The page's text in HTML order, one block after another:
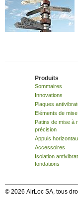
Produits
Sommaires
Innovations
Plaques
Eléments de
Patins de mise à
précision
Appuis
Accessoires
Isolation
fondations
© 2026 AirLoc SA, tous